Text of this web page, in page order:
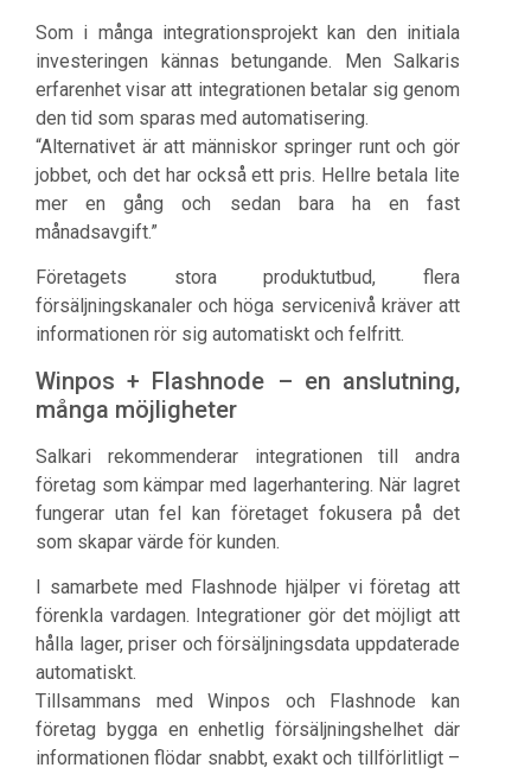
Som i många integrationsprojekt kan den initiala
investeringen kännas betungande. Men Salkaris
erfarenhet visar att integrationen betalar sig genom
den tid som sparas med automatisering.
“Alternativet är att människor springer runt och gör
jobbet, och det har också ett pris. Hellre betala lite
mer en gång och sedan bara ha en fast
månadsavgift.”
Företagets stora produktutbud, flera
försäljningskanaler och höga servicenivå kräver att
informationen rör sig automatiskt och felfritt.
Winpos + Flashnode – en anslutning,
många möjligheter
Salkari rekommenderar integrationen till andra
företag som kämpar med lagerhantering. När lagret
fungerar utan fel kan företaget fokusera på det
som skapar värde för kunden.
I samarbete med Flashnode hjälper vi företag att
förenkla vardagen. Integrationer gör det möjligt att
hålla lager, priser och försäljningsdata uppdaterade
automatiskt.
Tillsammans med Winpos och Flashnode kan
företag bygga en enhetlig försäljningshelhet där
informationen flödar snabbt, exakt och tillförlitligt –